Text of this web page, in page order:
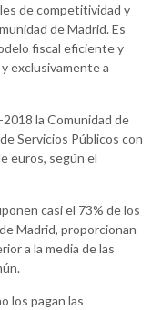
de competitividad y
de Madrid. Es
fiscal eficiente y
exclusivamente a
2018 la Comunidad de
Servicios Públicos con
euros, según el
casi el 73% de los
Madrid, proporcionan
a la media de las
los pagan las